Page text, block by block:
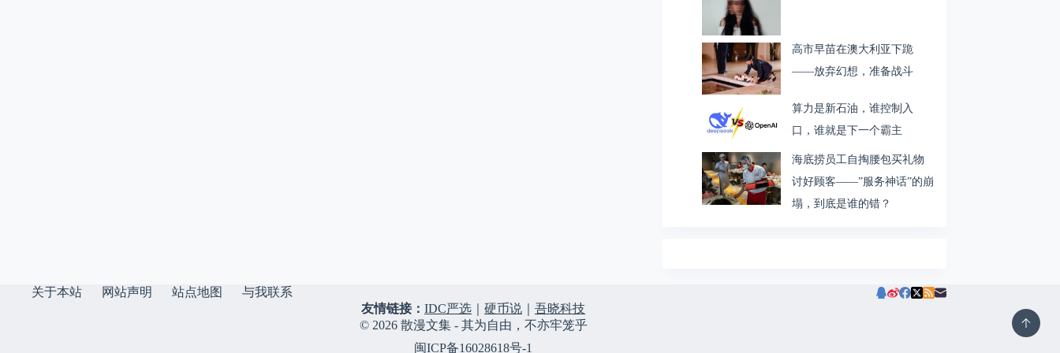
高市早苗在澳大利亚下跪
——放弃幻想，准备战斗
算力是新石油，谁控制入
口，谁就是下一个霸主
海底捞员工自掏腰包买礼物
讨好顾客——”服务神话”的崩
塌，到底是谁的错？
关于本站 网站声明 站点地图
与我联系
友情链接： IDC严选 硬币说
吾晓科技
© 2026 散漫文集 - 其为自由，不亦牢笼乎
闽ICP备16028618号-1